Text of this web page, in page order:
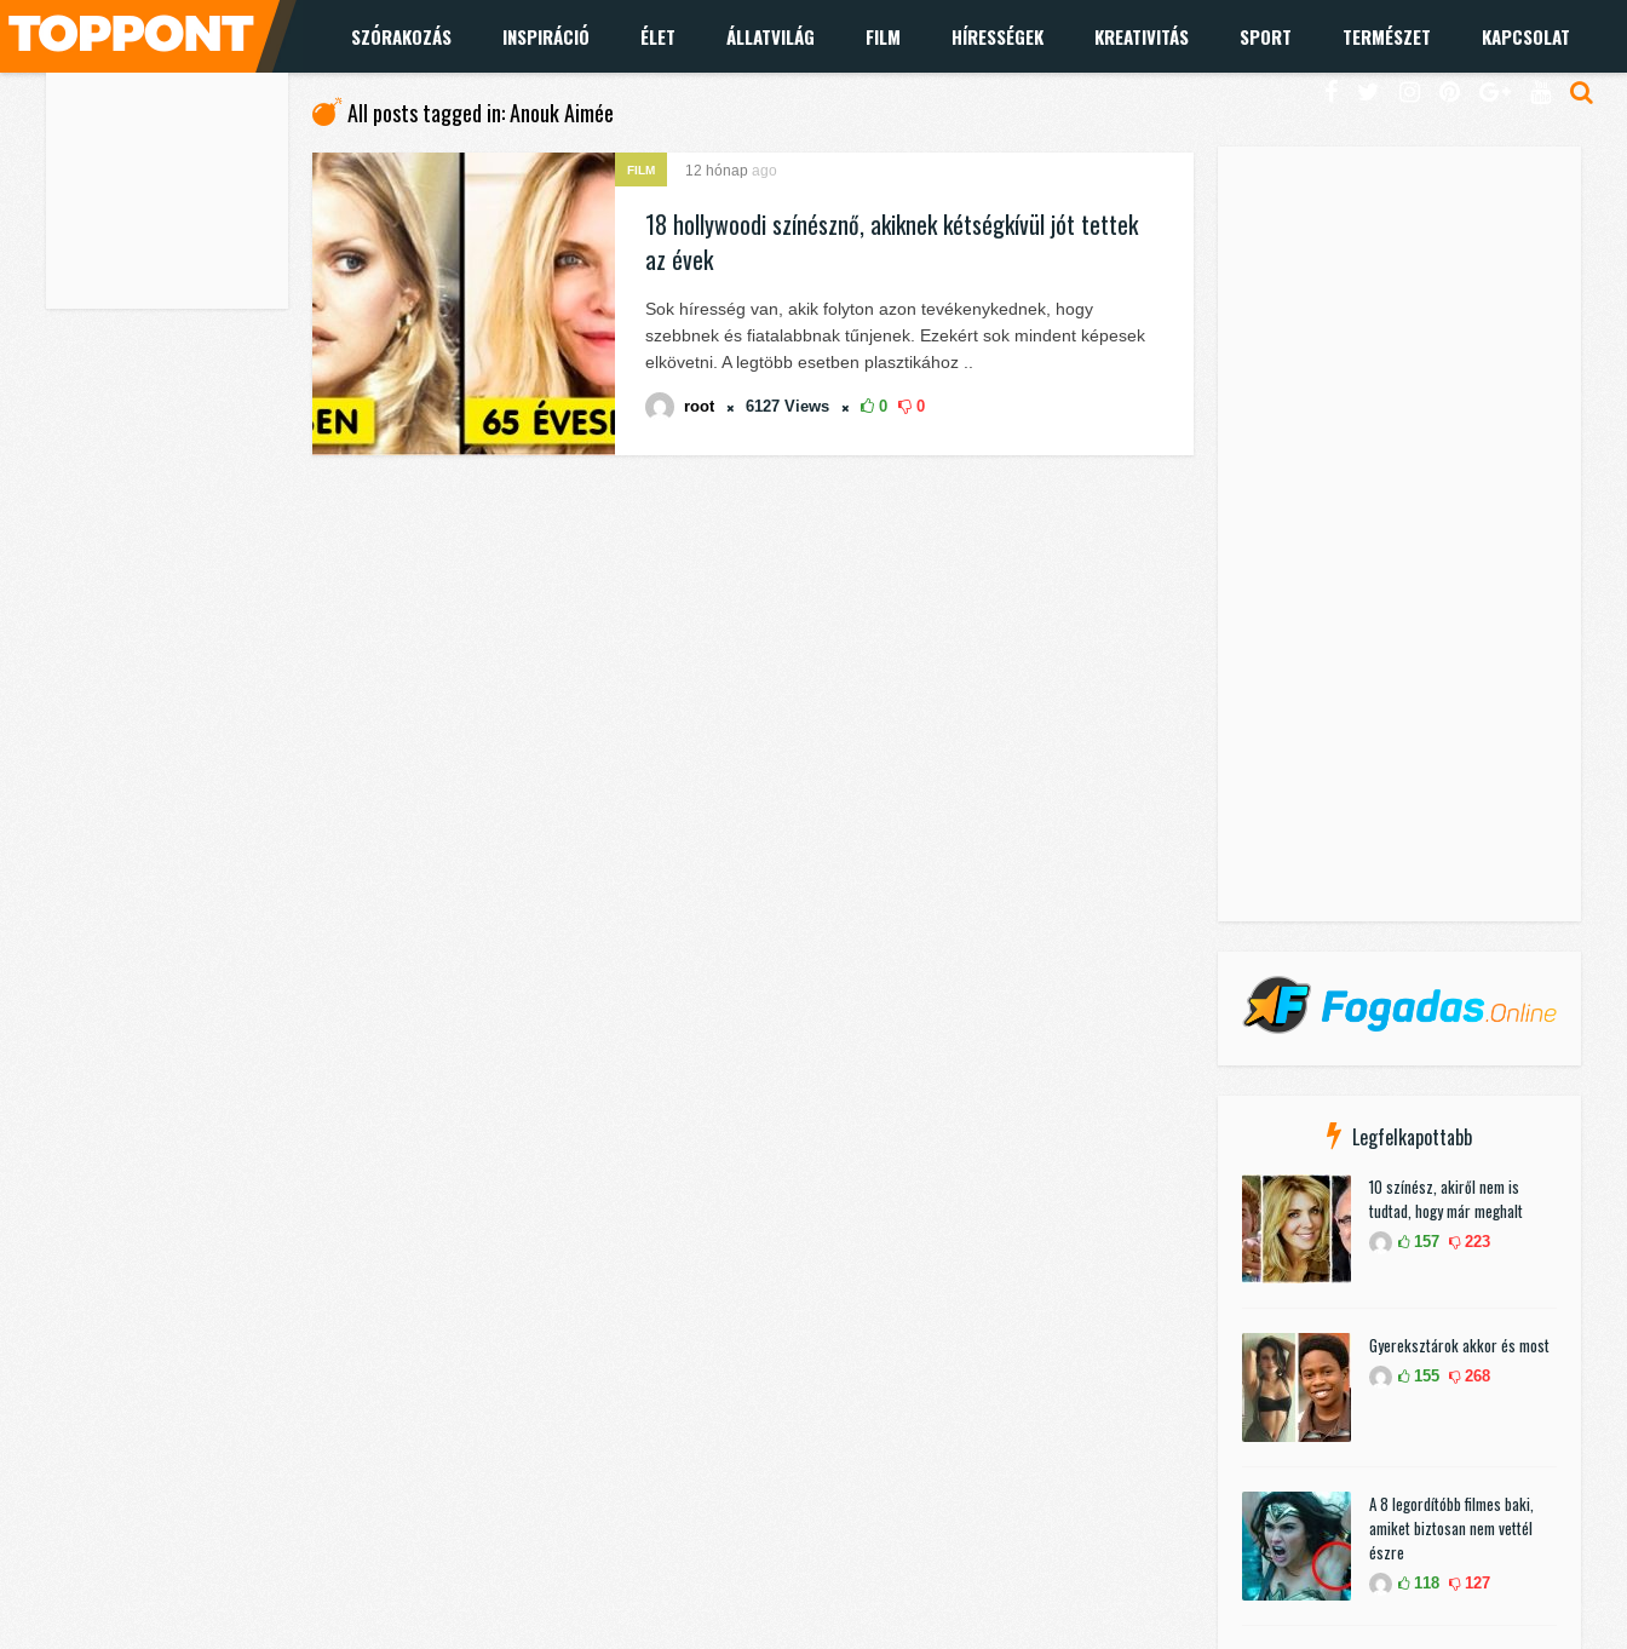
SZÓRAKOZÁS INSPIRÁCIÓ ÉLET ÁLLATVILÁG FILM HÍRESSÉGEK KREATIVITÁS SPORT TERMÉSZET KAPCSOLAT
All posts tagged in: Anouk Aimée
FILM 12 hónap ago
18 hollywoodi színésznő, akiknek kétségkívül jót tettek
az évek
Sok híresség van, akik folyton azon tevékenykednek, hogy
szebbnek és fiatalabbnak tűnjenek. Ezekért sok mindent képesek
elkövetni. A legtöbb esetben plasztikához ..
root 6127 Views 0 0
Legfelkapottabb
10 színész, akiről nem is
tudtad, hogy már meghalt
157 223
Gyereksztárok akkor és most
155 268
A 8 legordítóbb filmes baki,
amiket biztosan nem vettél
észre
118 127